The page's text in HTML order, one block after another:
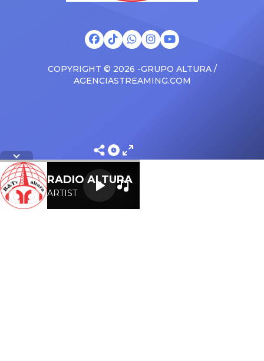
COPYRIGHT © 2026 -GRUPO ALTURA /
AGENCIASTREAMING.COM
RADIO ALTURA
ARTIST
Letra